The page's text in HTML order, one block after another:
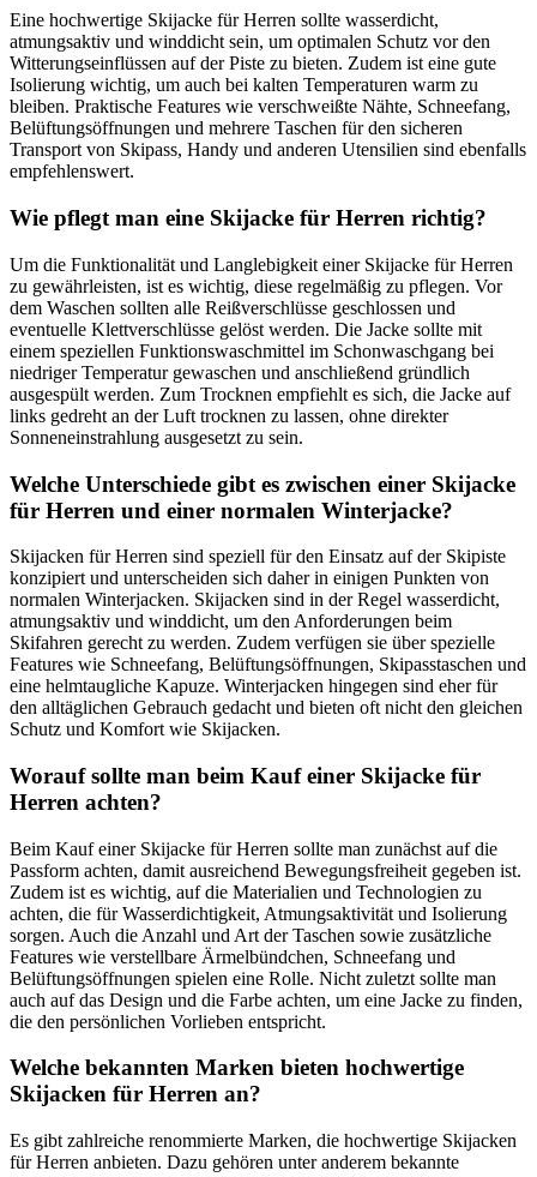
Eine hochwertige Skijacke für Herren sollte wasserdicht,
atmungsaktiv und winddicht sein, um optimalen Schutz vor den
Witterungseinflüssen auf der Piste zu bieten. Zudem ist eine gute
Isolierung wichtig, um auch bei kalten Temperaturen warm zu
bleiben. Praktische Features wie verschweißte Nähte, Schneefang,
Belüftungsöffnungen und mehrere Taschen für den sicheren
Transport von Skipass, Handy und anderen Utensilien sind ebenfalls
empfehlenswert.
Wie pflegt man eine Skijacke für Herren richtig?
Um die Funktionalität und Langlebigkeit einer Skijacke für Herren
zu gewährleisten, ist es wichtig, diese regelmäßig zu pflegen. Vor
dem Waschen sollten alle Reißverschlüsse geschlossen und
eventuelle Klettverschlüsse gelöst werden. Die Jacke sollte mit
einem speziellen Funktionswaschmittel im Schonwaschgang bei
niedriger Temperatur gewaschen und anschließend gründlich
ausgespült werden. Zum Trocknen empfiehlt es sich, die Jacke auf
links gedreht an der Luft trocknen zu lassen, ohne direkter
Sonneneinstrahlung ausgesetzt zu sein.
Welche Unterschiede gibt es zwischen einer Skijacke
für Herren und einer normalen Winterjacke?
Skijacken für Herren sind speziell für den Einsatz auf der Skipiste
konzipiert und unterscheiden sich daher in einigen Punkten von
normalen Winterjacken. Skijacken sind in der Regel wasserdicht,
atmungsaktiv und winddicht, um den Anforderungen beim
Skifahren gerecht zu werden. Zudem verfügen sie über spezielle
Features wie Schneefang, Belüftungsöffnungen, Skipasstaschen und
eine helmtaugliche Kapuze. Winterjacken hingegen sind eher für
den alltäglichen Gebrauch gedacht und bieten oft nicht den gleichen
Schutz und Komfort wie Skijacken.
Worauf sollte man beim Kauf einer Skijacke für
Herren achten?
Beim Kauf einer Skijacke für Herren sollte man zunächst auf die
Passform achten, damit ausreichend Bewegungsfreiheit gegeben ist.
Zudem ist es wichtig, auf die Materialien und Technologien zu
achten, die für Wasserdichtigkeit, Atmungsaktivität und Isolierung
sorgen. Auch die Anzahl und Art der Taschen sowie zusätzliche
Features wie verstellbare Ärmelbündchen, Schneefang und
Belüftungsöffnungen spielen eine Rolle. Nicht zuletzt sollte man
auch auf das Design und die Farbe achten, um eine Jacke zu finden,
die den persönlichen Vorlieben entspricht.
Welche bekannten Marken bieten hochwertige
Skijacken für Herren an?
Es gibt zahlreiche renommierte Marken, die hochwertige Skijacken
für Herren anbieten. Dazu gehören unter anderem bekannte